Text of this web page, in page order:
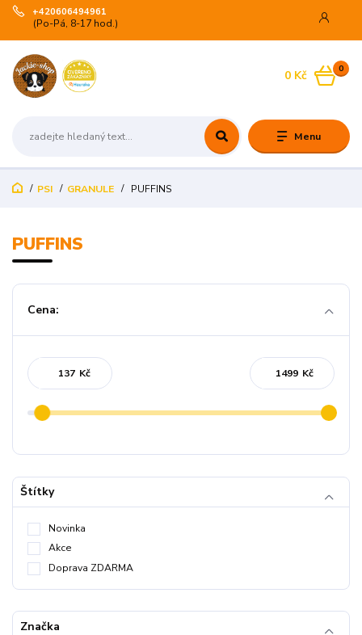
Menu
+420606494961
(Po-Pá, 8-17 hod.)
0
0 Kč
PSI GRANULE PUFFINS
PUFFINS
Cena:
Kč Kč
Štítky
Novinka
Akce
Doprava ZDARMA
Značka